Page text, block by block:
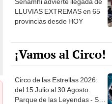
LLUVIAS EXTREMAS en 65
provincias desde HOY
¡Vamos al Circo!
Circo de las Estrellas 2026:
del 15 Julio al 30 Agosto.
Parque de las Leyendas - San